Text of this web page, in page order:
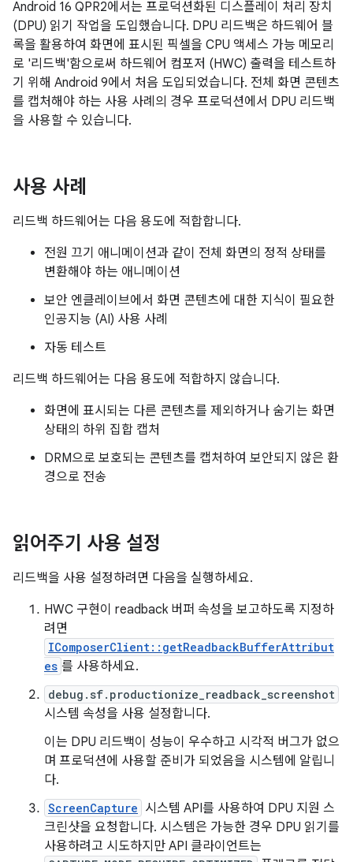
Android 16 QPR2에서는 프로덕션화된 디스플레이 처리 장치
(DPU) 읽기 작업을 도입했습니다. DPU 리드백은 하드웨어 블
록을 활용하여 화면에 표시된 픽셀을 CPU 액세스 가능 메모리
로 '리드백'함으로써 하드웨어 컴포저 (HWC) 출력을 테스트하
기 위해 Android 9에서 처음 도입되었습니다. 전체 화면 콘텐츠
를 캡처해야 하는 사용 사례의 경우 프로덕션에서 DPU 리드백
을 사용할 수 있습니다.
사용 사례
리드백 하드웨어는 다음 용도에 적합합니다.
전원 끄기 애니메이션과 같이 전체 화면의 정적 상태를
변환해야 하는 애니메이션
보안 엔클레이브에서 화면 콘텐츠에 대한 지식이 필요한
인공지능 (AI) 사용 사례
자동 테스트
리드백 하드웨어는 다음 용도에 적합하지 않습니다.
화면에 표시되는 다른 콘텐츠를 제외하거나 숨기는 화면
상태의 하위 집합 캡처
DRM으로 보호되는 콘텐츠를 캡처하여 보안되지 않은 환
경으로 전송
읽어주기 사용 설정
리드백을 사용 설정하려면 다음을 실행하세요.
HWC 구현이 readback 버퍼 속성을 보고하도록 지정하
려면
IComposerClient::getReadbackBufferAttribut
es 를 사용하세요.
debug.sf.productionize_readback_screenshot
시스템 속성을 사용 설정합니다.
이는 DPU 리드백이 성능이 우수하고 시각적 버그가 없으
며 프로덕션에 사용할 준비가 되었음을 시스템에 알립니
다.
ScreenCapture 시스템 API를 사용하여 DPU 지원 스
크린샷을 요청합니다. 시스템은 가능한 경우 DPU 읽기를
사용하려고 시도하지만 API 클라이언트는